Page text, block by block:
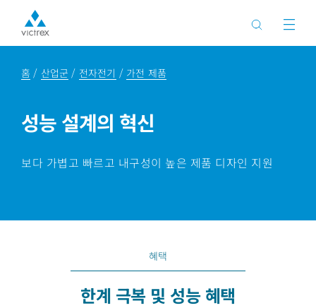
홈 산업군 전자전기 가전 제품
성능 설계의 혁신
보다 가볍고 빠르고 내구성이 높은 제품 디자인 지원
혜택
한계 극복 및 성능 혜택